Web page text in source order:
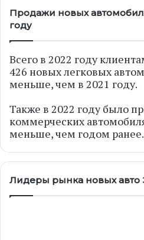
Продажи новых
году
Всего в 2022 году
426 новых легковых
меньше, чем в 2021 году.
Также в 2022 году было
коммерческих
меньше, чем годом ранее.
Лидеры рынка новых авто